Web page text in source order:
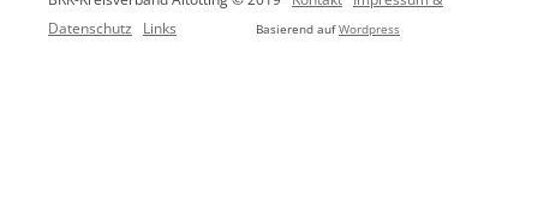
Datenschutz
Links Basierend aufWordpress